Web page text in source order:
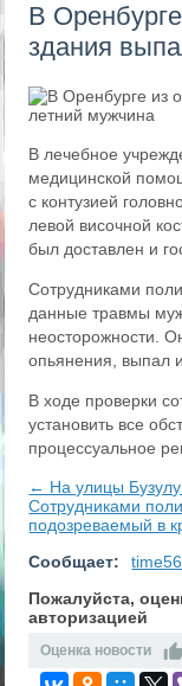
​В
здания
В лечебное
медицинской
с контузией
левой височной
был доставлен и
Сотрудниками
данные травмы
неосторожности.
опьянения, выпал
В ходе проверки
установить все
процессуальное
← На улицы
​Сотрудниками
подозреваемый в
Сообщает:
Пожалуйста,
авторизацией
Оценка новости